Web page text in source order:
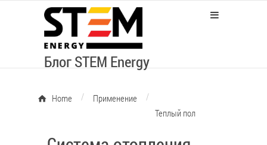
Блог STEM Energy
Home / Применение
/
Теплый пол